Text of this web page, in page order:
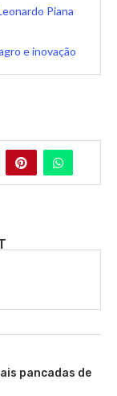
Piana
e inovação
pancadas de